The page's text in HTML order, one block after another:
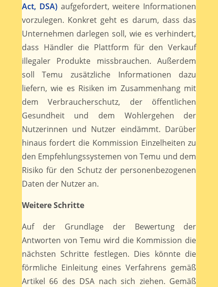
Act, DSA) aufgefordert, weitere Informationen
vorzulegen. Konkret geht es darum, dass das
Unternehmen darlegen soll, wie es verhindert,
dass Händler die Plattform für den Verkauf
illegaler Produkte missbrauchen. Außerdem
soll Temu zusätzliche Informationen dazu
liefern, wie es Risiken im Zusammenhang mit
dem Verbraucherschutz, der öffentlichen
Gesundheit und dem Wohlergehen der
Nutzerinnen und Nutzer eindämmt. Darüber
hinaus fordert die Kommission Einzelheiten zu
den Empfehlungssystemen von Temu und dem
Risiko für den Schutz der personenbezogenen
Daten der Nutzer an.
Weitere Schritte
Auf der Grundlage der Bewertung der
Antworten von Temu wird die Kommission die
nächsten Schritte festlegen. Dies könnte die
förmliche Einleitung eines Verfahrens gemäß
Artikel 66 des DSA nach sich ziehen. Gemäß